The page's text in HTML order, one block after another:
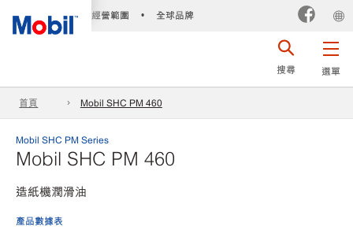
經營範圍 • 全球品牌
選單
搜尋
首頁 Mobil SHC PM 460
Mobil SHC PM Series
Mobil SHC PM 460
造紙機潤滑油
產品數據表